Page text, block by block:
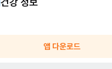
건강 정보
앱 다운로드